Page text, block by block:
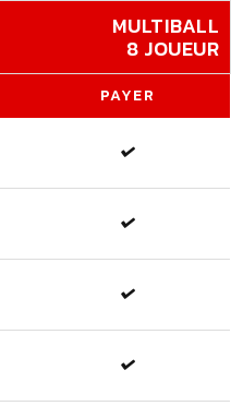
MULTIBALL
8 JOUEUR
PAYER